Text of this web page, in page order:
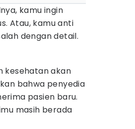
kamu ingin
Atau, kamu anti
dengan detail.
kesehatan akan
bahwa penyedia
pasien baru.
masih berada